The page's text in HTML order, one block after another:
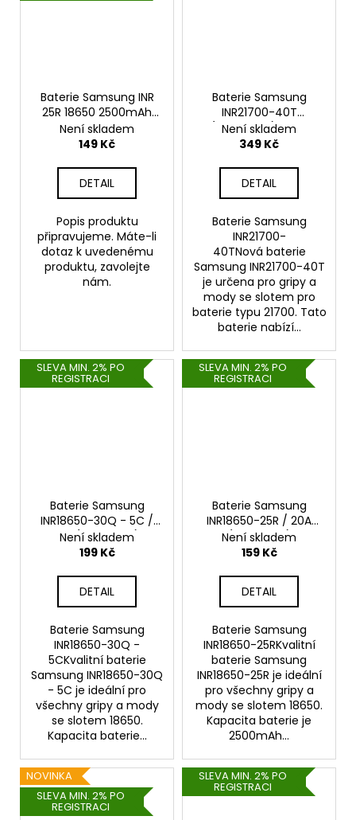
Baterie Samsung INR
25R 18650 2500mAh
20A
Není skladem
149 Kč
DETAIL
Popis produktu
připravujeme. Máte-li
dotaz k uvedenému
produktu, zavolejte
nám.
Baterie Samsung
INR21700-40T
(4000mAh) - 35A
Není skladem
349 Kč
DETAIL
Baterie Samsung
INR21700-
40TNová baterie
Samsung INR21700-40T
je určena pro gripy a
mody se slotem pro
baterie typu 21700. Tato
baterie nabízí...
SLEVA MIN. 2% PO
REGISTRACI
Baterie Samsung
INR18650-30Q - 5C /
15A (3000mAh)
Není skladem
199 Kč
DETAIL
Baterie Samsung
INR18650-30Q -
5CKvalitní baterie
Samsung INR18650-30Q
- 5C je ideální pro
všechny gripy a mody
se slotem 18650.
Kapacita baterie...
SLEVA MIN. 2% PO
REGISTRACI
Baterie Samsung
INR18650-25R / 20A
(2500mAh)
Není skladem
159 Kč
DETAIL
Baterie Samsung
INR18650-25RKvalitní
baterie Samsung
INR18650-25R je ideální
pro všechny gripy a
mody se slotem 18650.
Kapacita baterie je
2500mAh...
NOVINKA
SLEVA MIN. 2% PO
REGISTRACI
SLEVA MIN. 2% PO
REGISTRACI